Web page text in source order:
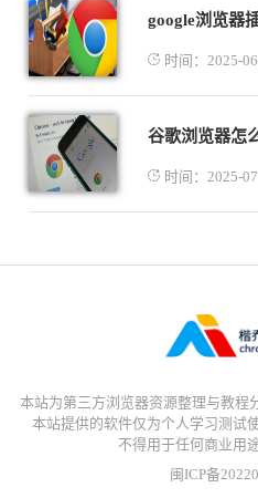
时间：2025-
时间：2025-
本站为第三方浏览器资源整理与教程
本站提供的软件仅为个人学习测试
不得用于任何商业用
闽ICP备